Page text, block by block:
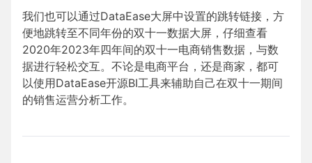
我们也可以通过DataEase大屏中设置的跳转链接，方
便地跳转至不同年份的双十一数据大屏，仔细查看
2020年2023年四年间的双十一电商销售数据，与数
据进行轻松交互。不论是电商平台，还是商家，都可
以使用DataEase开源BI工具来辅助自己在双十一期间
的销售运营分析工作。